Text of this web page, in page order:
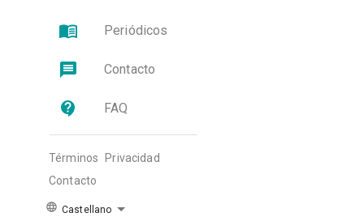
Periódicos
Contacto
FAQ
Términos
Privacidad
Contacto
Castellano